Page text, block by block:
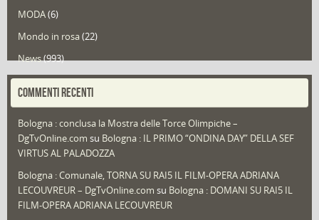
MODA(6)
Mondo in rosa(22)
News(993)
Portfolio(1)
Redazioni(1.049)
Speciali (22)
Sport
That's Bologna Magazine(25)
COMMENTI RECENTI
Bologna : conclusa la Mostra delle Torce Olimpiche –
DgTvOnline.com su Bologna : IL PRIMO “ONDINA DAY” DELLA SEF
VIRTUS AL PALADOZZA
Bologna : Comunale, TORNA SU RAI5 IL FILM-OPERA ADRIANA
LECOUVREUR – DgTvOnline.com su Bologna : DOMANI SU RAI5 IL
FILM-OPERA ADRIANA LECOUVREUR